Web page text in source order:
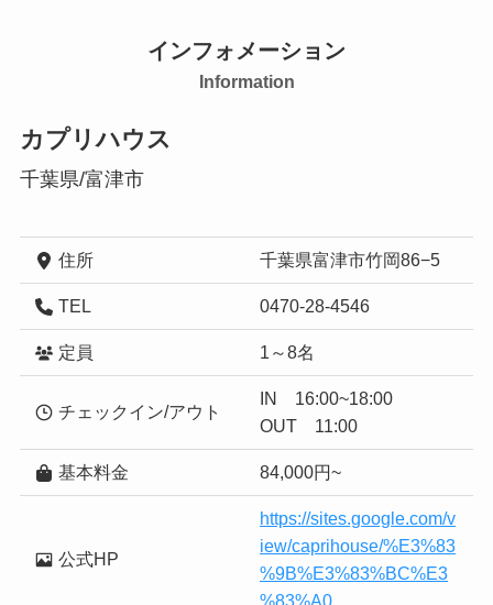
インフォメーション
Information
カプリハウス
千葉県/富津市
住所 千葉県富津市竹岡86−5
TEL 0470-28-4546
定員 1～8名
チェックイン/アウト
IN 16:00~18:00
OUT 11:00
基本料金 84,000円~
公式HP
https://sites.google.com/v
iew/caprihouse/%E3%83
%9B%E3%83%BC%E3
%83%A0